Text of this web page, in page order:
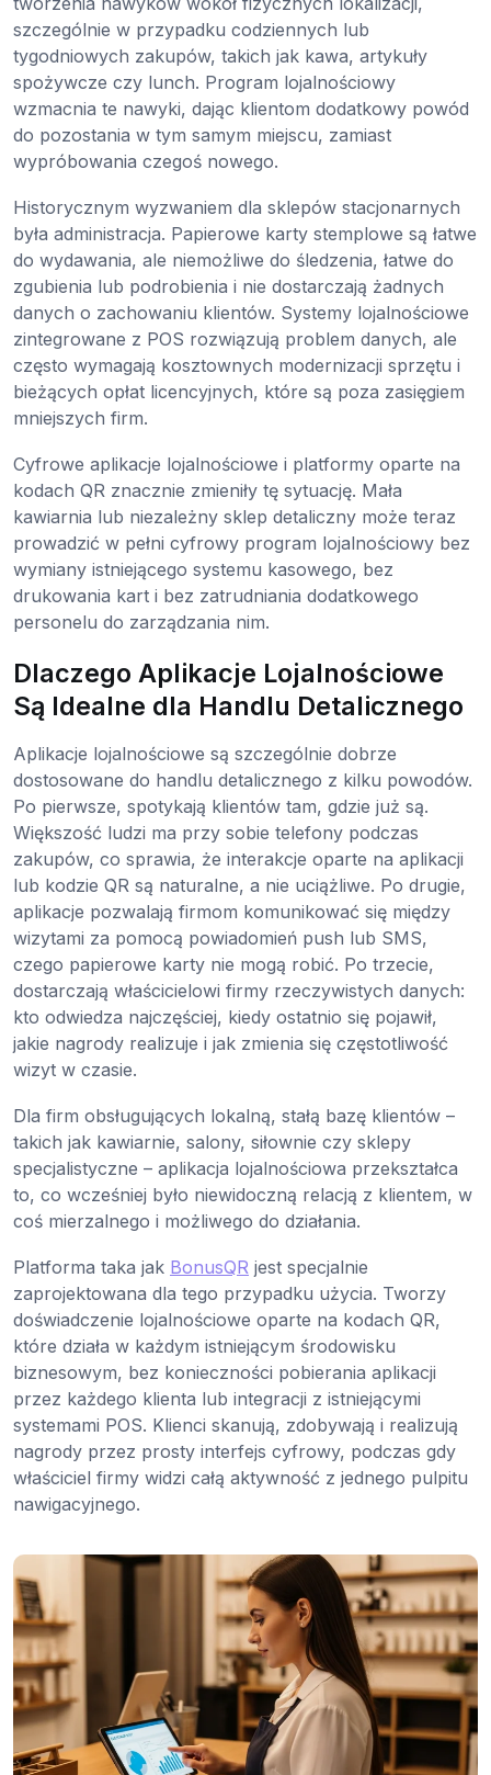
szczególnie w przypadku codziennych lub
tygodniowych zakupów, takich jak kawa, artykuły
spożywcze czy lunch. Program lojalnościowy
wzmacnia te nawyki, dając klientom dodatkowy powód
do pozostania w tym samym miejscu, zamiast
wypróbowania czegoś nowego.
Historycznym wyzwaniem dla sklepów stacjonarnych
była administracja. Papierowe karty stemplowe są łatwe
do wydawania, ale niemożliwe do śledzenia, łatwe do
zgubienia lub podrobienia i nie dostarczają żadnych
danych o zachowaniu klientów. Systemy lojalnościowe
zintegrowane z POS rozwiązują problem danych, ale
często wymagają kosztownych modernizacji sprzętu i
bieżących opłat licencyjnych, które są poza zasięgiem
mniejszych firm.
Cyfrowe aplikacje lojalnościowe i platformy oparte na
kodach QR znacznie zmieniły tę sytuację. Mała
kawiarnia lub niezależny sklep detaliczny może teraz
prowadzić w pełni cyfrowy program lojalnościowy bez
wymiany istniejącego systemu kasowego, bez
drukowania kart i bez zatrudniania dodatkowego
personelu do zarządzania nim.
Dlaczego Aplikacje Lojalnościowe
Są Idealne dla Handlu Detalicznego
Aplikacje lojalnościowe są szczególnie dobrze
dostosowane do handlu detalicznego z kilku powodów.
Po pierwsze, spotykają klientów tam, gdzie już są.
Większość ludzi ma przy sobie telefony podczas
zakupów, co sprawia, że interakcje oparte na aplikacji
lub kodzie QR są naturalne, a nie uciążliwe. Po drugie,
aplikacje pozwalają firmom komunikować się między
wizytami za pomocą powiadomień push lub SMS,
czego papierowe karty nie mogą robić. Po trzecie,
dostarczają właścicielowi firmy rzeczywistych danych:
kto odwiedza najczęściej, kiedy ostatnio się pojawił,
jakie nagrody realizuje i jak zmienia się częstotliwość
wizyt w czasie.
Dla firm obsługujących lokalną, stałą bazę klientów –
takich jak kawiarnie, salony, siłownie czy sklepy
specjalistyczne – aplikacja lojalnościowa przekształca
to, co wcześniej było niewidoczną relacją z klientem, w
coś mierzalnego i możliwego do działania.
Platforma taka jak BonusQR jest specjalnie
zaprojektowana dla tego przypadku użycia. Tworzy
doświadczenie lojalnościowe oparte na kodach QR,
które działa w każdym istniejącym środowisku
biznesowym, bez konieczności pobierania aplikacji
przez każdego klienta lub integracji z istniejącymi
systemami POS. Klienci skanują, zdobywają i realizują
nagrody przez prosty interfejs cyfrowy, podczas gdy
właściciel firmy widzi całą aktywność z jednego pulpitu
nawigacyjnego.